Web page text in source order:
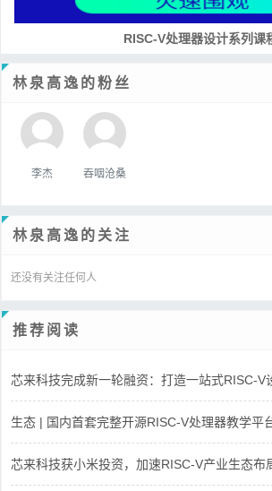
RISC-V处理器设计系列课
林泉高逸的粉丝
李杰 吞咽沧桑
林泉高逸的关注
还没有关注任何人
推荐阅读
芯来科技完成新一轮融资：打造一站式RISC-V
生态 | 国内首套完整开源RISC-V处理器教学平
芯来科技获小米投资，加速RISC-V产业生态布